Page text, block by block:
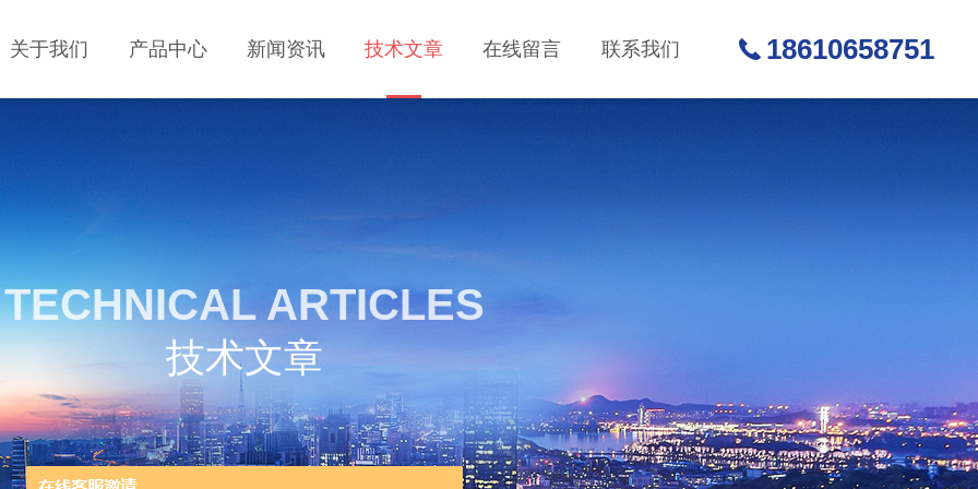
关于我们 产品中心 新闻资讯 技术文章 在线留言 联系我们 18610658751
TECHNICAL ARTICLES
技术文章